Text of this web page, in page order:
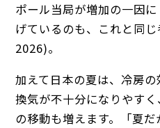
ポール当局が増加の一因
げているのも、これと同
2026)。
加えて日本の夏は、冷房
換気が不十分になりやす
の移動も増えます。「夏